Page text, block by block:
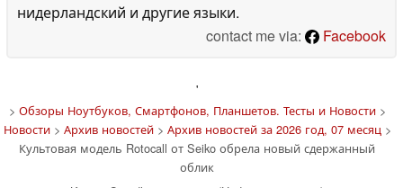
нидерландский и другие языки.
contact me via:
Facebook
'
> Обзоры Ноутбуков, Смартфонов, Планшетов. Тесты и Новости>
Новости> Архив новостей> Архив новостей за 2026 год, 07 месяц >
Культовая модель Rotocall от Seiko обрела новый сдержанный
облик